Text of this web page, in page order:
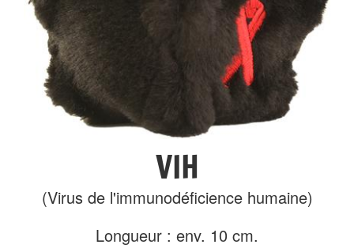
VIH
(Virus de l'immunodéficience humaine)
Longueur : env. 10 cm.